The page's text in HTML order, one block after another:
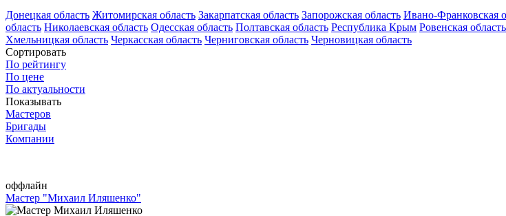
Донецкая область Житомирская область Закарпатская область Запорожская область Ивано-Франковская
область Николаевская область Одесская область Полтавская область Республика Крым Ровенская область
Хмельницкая область Черкасская область Черниговская область Черновицкая область
Сортировать
По рейтингу
По цене
По актуальности
Показывать
Мастеров
Бригады
Компании
оффлайн
Мастер "Михаил Иляшенко"